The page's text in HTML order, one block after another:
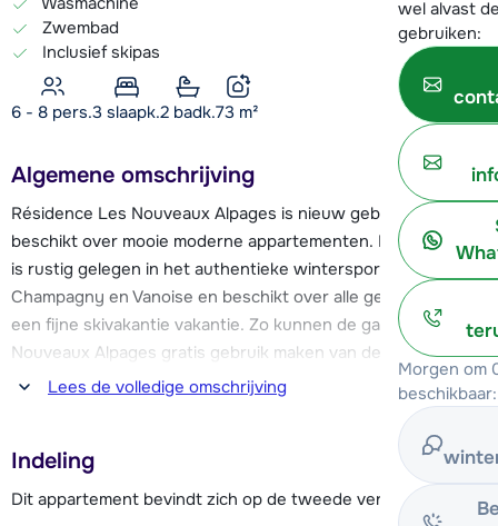
wel alvast
gebruiken:
Morgen om
beschikbaar:
Zwembad
Inclusief skipas
6 - 8 pers.3 slaapk.2 badk.73 m²
Algemene omschrijving
Résidence Les Nouveaux Alpages is nieuw gebouwd en
beschikt over mooie moderne appartementen. De résidence
is rustig gelegen in het authentieke wintersportdorp
Champagny en Vanoise en beschikt over alle gemakken voor
een fijne skivakantie vakantie. Zo kunnen de gasten van Les
Nouveaux Alpages gratis gebruik maken van de wellness
ruimte in de naastgelegen résidence Les Alpages de
fitnessruimte.
De résidence ligt op ongeveer 1,5 km van de gondellift
Lees de volledige omschrijving
Indeling
Dit appartement bevindt zich op de tweede verdieping.